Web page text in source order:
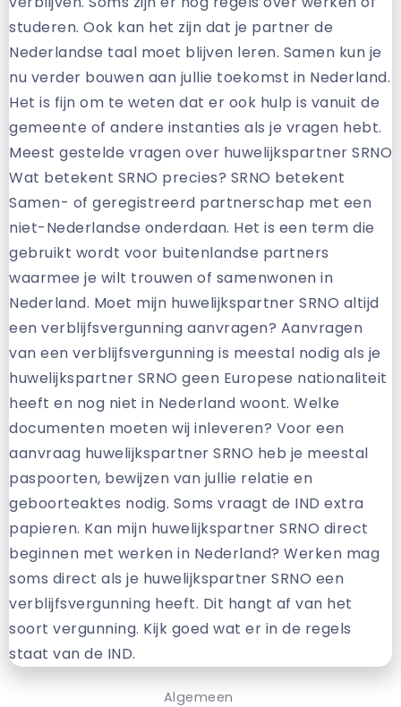
Algemeen